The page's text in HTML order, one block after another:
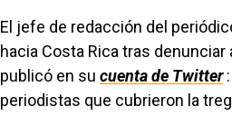
El jefe de redacción del
hacia Costa Rica tras denunciar
publicó en su cuenta de Twitter:
periodistas que cubrieron la